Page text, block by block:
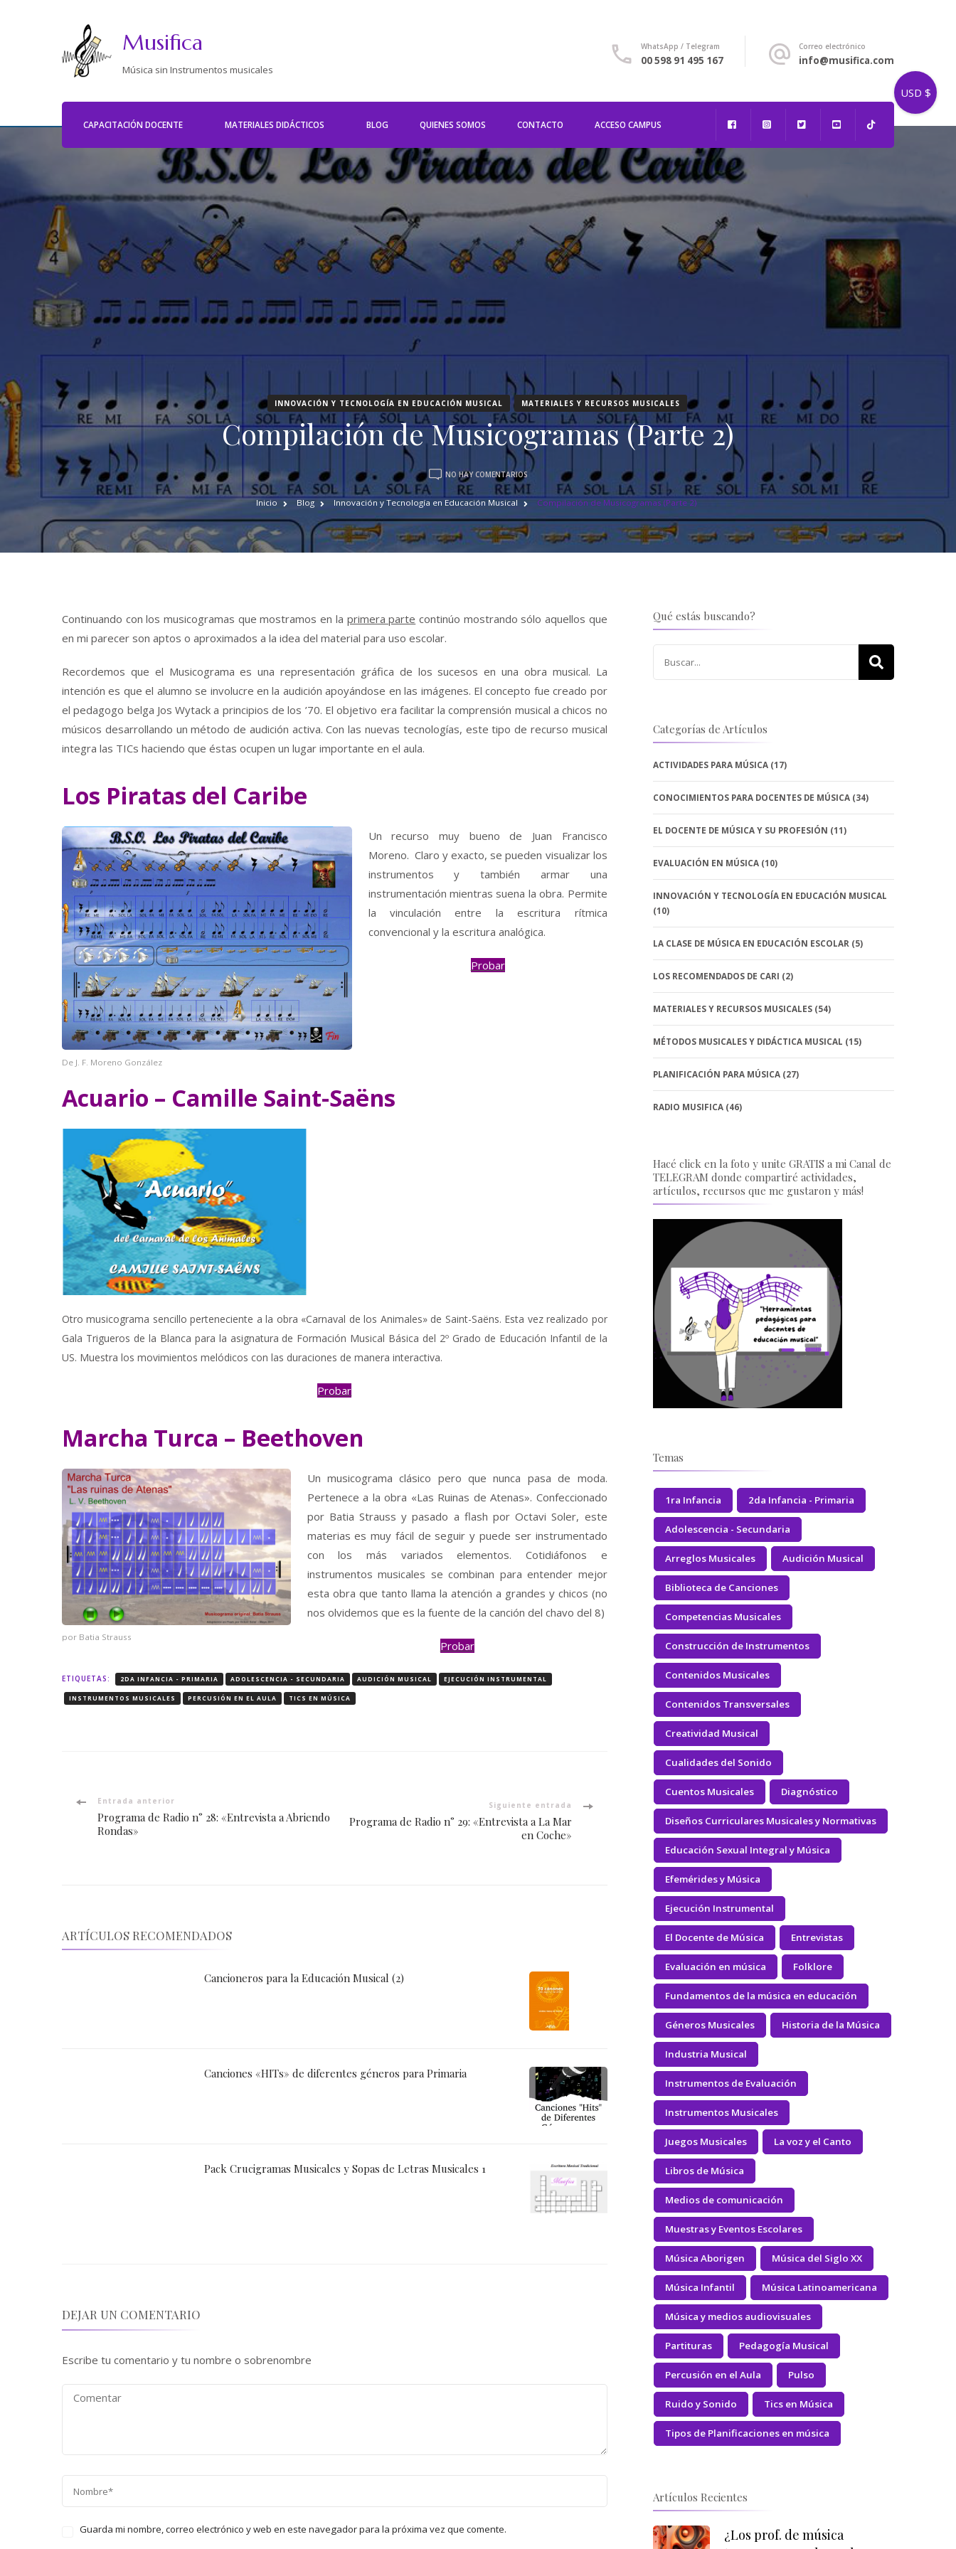
Musifica
Música sin Instrumentos musicales
WhatsApp / Telegram
00 598 91 495 167
Correo electrónico
info@musifica.com
CAPACITACIÓN DOCENTE MATERIALES DIDÁCTICOS BLOG QUIENES SOMOS CONTACTO ACCESO CAMPUS
INNOVACIÓN Y TECNOLOGÍA EN EDUCACIÓN MUSICAL MATERIALES Y RECURSOS MUSICALES
Compilación de Musicogramas (Parte 2)
NO HAY COMENTARIOSEN
COMPILACIÓN
DE
(PARTE
2)
Inicio Blog Innovación y Tecnología en Educación Musical Compilación de Musicogramas (Parte 2)
Continuando con los musicogramas que mostramos en la primera parte continúo mostrando sólo aquellos que
en mi parecer son aptos o aproximados a la idea del material para uso escolar.
Recordemos que el Musicograma es una representación gráfica de los sucesos en una obra musical. La
intención es que el alumno se involucre en la audición apoyándose en las imágenes. El concepto fue creado por
el pedagogo belga Jos Wytack a principios de los ’70. El objetivo era facilitar la comprensión musical a chicos no
músicos desarrollando un método de audición activa. Con las nuevas tecnologías, este tipo de recurso musical
integra las TICs haciendo que éstas ocupen un lugar importante en el aula.
Los Piratas del Caribe
De J. F. Moreno González
Un recurso muy bueno de Juan Francisco
Moreno. Claro y exacto, se pueden visualizar los
instrumentos y también armar una
instrumentación mientras suena la obra. Permite
la vinculación entre la escritura rítmica
convencional y la escritura analógica.
Probar
Acuario – Camille Saint-Saëns
Otro musicograma sencillo perteneciente a la obra «Carnaval de los Animales» de Saint-Saëns. Esta vez realizado por
Gala Trigueros de la Blanca para la asignatura de Formación Musical Básica del 2º Grado de Educación Infantil de la
US. Muestra los movimientos melódicos con las duraciones de manera interactiva.
Probar
Marcha Turca – Beethoven
por Batia Strauss
Un musicograma clásico pero que nunca pasa de moda.
Pertenece a la obra «Las Ruinas de Atenas». Confeccionado
por Batia Strauss y pasado a flash por Octavi Soler, este
materias es muy fácil de seguir y puede ser instrumentado
con los más variados elementos. Cotidiáfonos e
instrumentos musicales se combinan para entender mejor
esta obra que tanto llama la atención a grandes y chicos (no
nos olvidemos que es la fuente de la canción del chavo del 8)
Probar
ETIQUETAS: 2DA INFANCIA - PRIMARIA ADOLESCENCIA - SECUNDARIA AUDICIÓN MUSICAL EJECUCIÓN INSTRUMENTAL
INSTRUMENTOS MUSICALES PERCUSIÓN EN EL AULA TICS EN MÚSICA
Navegación
Entrada anterior
Programa de Radio n° 28: «Entrevista a Abriendo
Rondas»
Siguiente entrada
Programa de Radio n° 29: «Entrevista a La Mar
en Coche»
ARTÍCULOS RECOMENDADOS
Cancioneros para la Educación Musical (2)
Canciones «HITs» de diferentes géneros para Primaria
Pack Crucigramas Musicales y Sopas de Letras Musicales 1
DEJAR UN COMENTARIO
Escribe tu comentario y tu nombre o sobrenombre
Guarda mi nombre, correo electrónico y web en este navegador para la próxima vez que comente.
Qué estás buscando?
Categorías de Artículos
ACTIVIDADES PARA MÚSICA(17)
CONOCIMIENTOS PARA DOCENTES DE MÚSICA(34)
EL DOCENTE DE MÚSICA Y SU PROFESIÓN (11)
EVALUACIÓN EN MÚSICA(10)
INNOVACIÓN Y TECNOLOGÍA EN EDUCACIÓN MUSICAL
(10)
LA CLASE DE MÚSICA EN EDUCACIÓN ESCOLAR(5)
LOS RECOMENDADOS DE CARI (2)
MATERIALES Y RECURSOS MUSICALES(54)
MÉTODOS MUSICALES Y DIDÁCTICA MUSICAL (15)
PLANIFICACIÓN PARA MÚSICA(27)
RADIO MUSIFICA(46)
Hacé click en la foto y unite GRATIS a mi Canal de
TELEGRAM donde compartiré actividades,
artículos, recursos que me gustaron y más!
Temas
1ra Infancia 2da Infancia - Primaria
Adolescencia - Secundaria
Arreglos Musicales Audición Musical
Biblioteca de Canciones
Competencias Musicales
Construcción de Instrumentos
Contenidos Musicales
Contenidos Transversales
Creatividad Musical
Cualidades del Sonido
Cuentos Musicales Diagnóstico
Diseños Curriculares Musicales y Normativas
Educación Sexual Integral y Música
Efemérides y Música
Ejecución Instrumental
El Docente de Música Entrevistas
Evaluación en música Folklore
Fundamentos de la música en educación
Géneros Musicales Historia de la Música
Industria Musical
Instrumentos de Evaluación
Instrumentos Musicales
Juegos Musicales La voz y el Canto
Libros de Música
Medios de comunicación
Muestras y Eventos Escolares
Música Aborigen Música del Siglo XX
Música Infantil Música Latinoamericana
Música y medios audiovisuales
Partituras Pedagogía Musical
Percusión en el Aula Pulso
Ruido y Sonido Tics en Música
Tipos de Planificaciones en música
Artículos Recientes
¿Los prof. de música
USD $